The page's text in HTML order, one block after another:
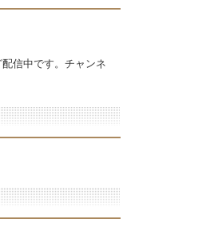
信中です。チャンネ